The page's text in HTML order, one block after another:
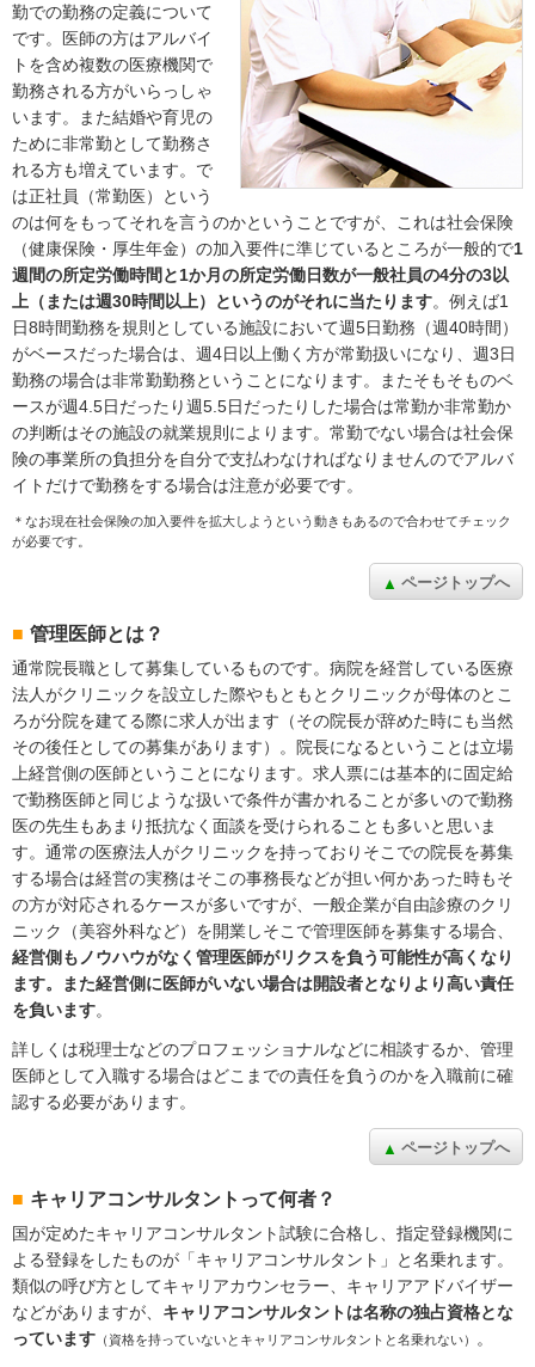
勤での勤務の定義について
です。医師の方はアルバイ
トを含め複数の医療機関で
勤務される方がいらっしゃ
います。また結婚や育児の
ために非常勤として勤務さ
れる方も増えています。で
は正社員（常勤医）という
のは何をもってそれを言うのかということですが、これは社会保険
（健康保険・厚生年金）の加入要件に準じているところが一般的で1
週間の所定労働時間と1か月の所定労働日数が一般社員の4分の3以
上（または週30時間以上）というのがそれに当たります。例えば1
日8時間勤務を規則としている施設において週5日勤務（週40時間）
がベースだった場合は、週4日以上働く方が常勤扱いになり、週3日
勤務の場合は非常勤勤務ということになります。またそもそものベ
ースが週4.5日だったり週5.5日だったりした場合は常勤か非常勤か
の判断はその施設の就業規則によります。常勤でない場合は社会保
険の事業所の負担分を自分で支払わなければなりませんのでアルバ
イトだけで勤務をする場合は注意が必要です。
＊なお現在社会保険の加入要件を拡大しようという動きもあるので合わせてチェック
が必要です。
ページトップへ
管理医師とは？
通常院長職として募集しているものです。病院を経営している医療
法人がクリニックを設立した際やもともとクリニックが母体のとこ
ろが分院を建てる際に求人が出ます（その院長が辞めた時にも当然
その後任としての募集があります）。院長になるということは立場
上経営側の医師ということになります。求人票には基本的に固定給
で勤務医師と同じような扱いで条件が書かれることが多いので勤務
医の先生もあまり抵抗なく面談を受けられることも多いと思いま
す。通常の医療法人がクリニックを持っておりそこでの院長を募集
する場合は経営の実務はそこの事務長などが担い何かあった時もそ
の方が対応されるケースが多いですが、一般企業が自由診療のクリ
ニック（美容外科など）を開業しそこで管理医師を募集する場合、
経営側もノウハウがなく管理医師がリクスを負う可能性が高くなり
ます。また経営側に医師がいない場合は開設者となりより高い責任
を負います。
詳しくは税理士などのプロフェッショナルなどに相談するか、管理
医師として入職する場合はどこまでの責任を負うのかを入職前に確
認する必要があります。
ページトップへ
キャリアコンサルタントって何者？
国が定めたキャリアコンサルタント試験に合格し、指定登録機関に
よる登録をしたものが「キャリアコンサルタント」と名乗れます。
類似の呼び方としてキャリアカウンセラー、キャリアアドバイザー
などがありますが、 キャリアコンサルタントは名称の独占資格とな
っています （資格を持っていないとキャリアコンサルタントと名乗れない） 。